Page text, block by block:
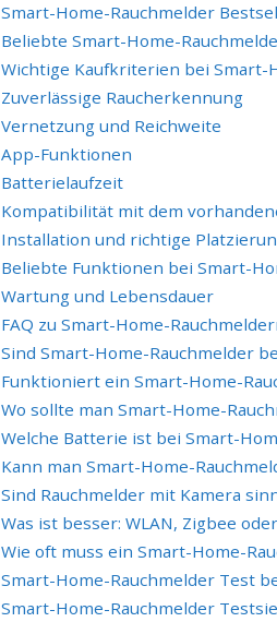
Smart-Home-Rauchmelder
Beliebte Smart-Home-
Wichtige Kaufkriterien bei Smart-
Zuverlässige Raucherkennung
Vernetzung und Reichweite
App-Funktionen
Batterielaufzeit
Kompatibilität mit dem
Installation und richtige
Beliebte Funktionen bei Smart-
Wartung und Lebensdauer
FAQ zu Smart-Home-
Sind Smart-Home-Rauchmelder
Funktioniert ein Smart-Home-
Wo sollte man Smart-Home-
Welche Batterie ist bei Smart-
Kann man Smart-Home-
Sind Rauchmelder mit Kamera
Was ist besser: WLAN, Zigbee
Wie oft muss ein Smart-Home-
Smart-Home-Rauchmelder Test
Smart-Home-Rauchmelder